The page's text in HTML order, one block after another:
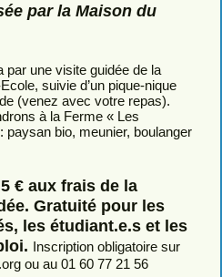
par la Maison du
une visite guidée de la
suivie d’un pique-nique
(venez avec votre repas).
à la Ferme « Les
paysan bio, meunier, boulanger
€ aux frais de la
Gratuité pour les
les étudiant.e.s et les
Inscription obligatoire sur
ou au 01 60 77 21 56